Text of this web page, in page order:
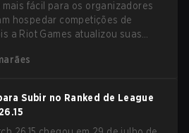
fácil para os organizadores
hospedar competições de
a Riot Games atualizou suas
desatualizadas.
Subir no Ranked de League